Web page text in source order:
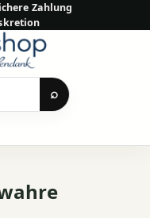
Zahlung
⌕